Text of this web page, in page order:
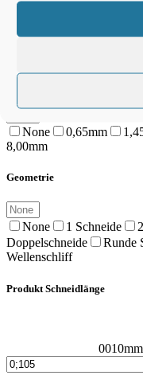
Rotationsmesser
None 0,65mm
8,00mm
Geometrie
None 1 Schneide
Doppelschneide
Runde
Wellenschliff
Produkt Schneidlänge
0010mm